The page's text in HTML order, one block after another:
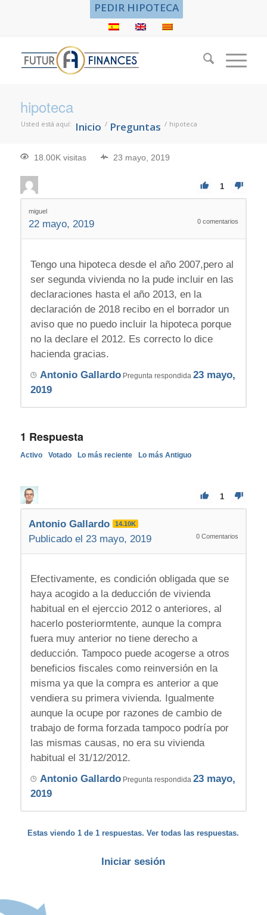
PEDIR HIPOTECA
hipoteca
Usted está aquí: Inicio / Preguntas / hipoteca
18.00K visitas 23 mayo, 2019
1
miguel
22 mayo, 2019 0 comentarios
Tengo una hipoteca desde el año 2007,pero al
ser segunda vivienda no la pude incluir en las
declaraciones hasta el año 2013, en la
declaración de 2018 recibo en el borrador un
aviso que no puedo incluir la hipoteca porque
no la declare el 2012. Es correcto lo dice
hacienda gracias.
Antonio GallardoPregunta respondida 23 mayo,
2019
1 Respuesta
Activo Votado Lo más reciente Lo más Antiguo
1
Antonio Gallardo 14.10K
Publicado el 23 mayo, 2019 0 Comentarios
Efectivamente, es condición obligada que se
haya acogido a la deducción de vivienda
habitual en el ejerccio 2012 o anteriores, al
hacerlo posteriormtente, aunque la compra
fuera muy anterior no tiene derecho a
deducción. Tampoco puede acogerse a otros
beneficios fiscales como reinversión en la
misma ya que la compra es anterior a que
vendiera su primera vivienda. Igualmente
aunque la ocupe por razones de cambio de
trabajo de forma forzada tampoco podría por
las mismas causas, no era su vivienda
habitual el 31/12/2012.
Antonio GallardoPregunta respondida 23 mayo,
2019
Estas viendo 1 de 1 respuestas. Ver todas las respuestas.
Iniciar sesión